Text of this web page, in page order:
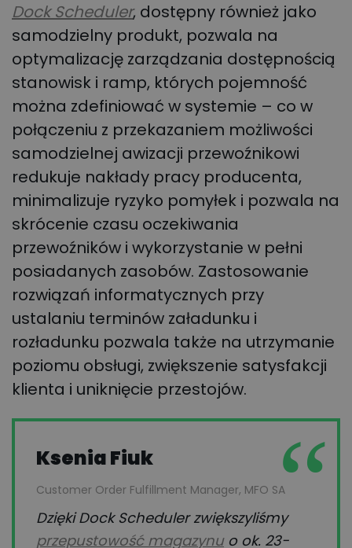
Dock Scheduler, dostępny również jako
samodzielny produkt, pozwala na
optymalizację zarządzania dostępnością
stanowisk i ramp, których pojemność
można zdefiniować w systemie – co w
połączeniu z przekazaniem możliwości
samodzielnej awizacji przewoźnikowi
redukuje nakłady pracy producenta,
minimalizuje ryzyko pomyłek i pozwala na
skrócenie czasu oczekiwania
przewoźników i wykorzystanie w pełni
posiadanych zasobów. Zastosowanie
rozwiązań informatycznych przy
ustalaniu terminów załadunku i
rozładunku pozwala także na utrzymanie
poziomu obsługi, zwiększenie satysfakcji
klienta i uniknięcie przestojów.
Ksenia Fiuk
Customer Order Fulfillment Manager, MFO SA
Dzięki Dock Scheduler zwiększyliśmy
przepustowość magazynuo ok. 23-